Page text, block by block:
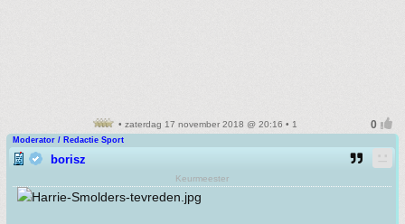
• zaterdag 17 november 2018 @ 20:16 • 1
Moderator / Redactie Sport
borisz
Keurmeester